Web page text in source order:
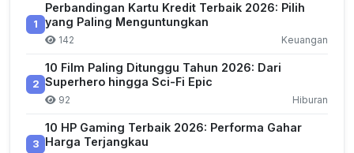
1
Perbandingan Kartu Kredit Terbaik 2026: Pilih
yang Paling Menguntungkan
142 Keuangan
2
10 Film Paling Ditunggu Tahun 2026: Dari
Superhero hingga Sci-Fi Epic
92 Hiburan
3
10 HP Gaming Terbaik 2026: Performa Gahar
Harga Terjangkau